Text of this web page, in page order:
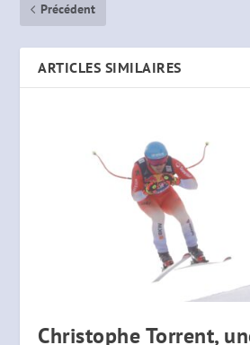
Précédent
ARTICLES SIMILAIRES
Christophe Torrent,